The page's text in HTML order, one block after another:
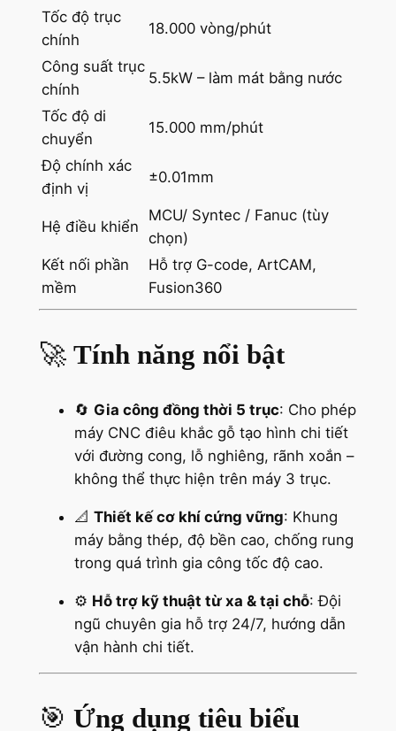
Tốc độ trục
chính
18.000 vòng/phút
Công suất trục
chính
5.5kW – làm mát bằng nước
Tốc độ di
chuyển
15.000 mm/phút
Độ chính xác
định vị
±0.01mm
Hệ điều khiển
MCU/ Syntec / Fanuc (tùy
chọn)
Kết nối phần
mềm
Hỗ trợ G-code, ArtCAM,
Fusion360
🚀 Tính năng nổi bật
🔄 Gia công đồng thời 5 trục: Cho phép
máy CNC điêu khắc gỗ tạo hình chi tiết
với đường cong, lỗ nghiêng, rãnh xoắn –
không thể thực hiện trên máy 3 trục.
📐 Thiết kế cơ khí cứng vững: Khung
máy bằng thép, độ bền cao, chống rung
trong quá trình gia công tốc độ cao.
⚙️ Hỗ trợ kỹ thuật từ xa & tại chỗ: Đội
ngũ chuyên gia hỗ trợ 24/7, hướng dẫn
vận hành chi tiết.
🎯 Ứng dụng tiêu biểu